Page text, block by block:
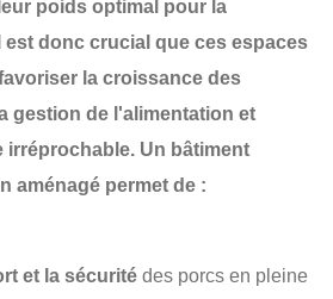
poids optimal pour la
donc crucial que ces espaces
la croissance des
gestion de l'alimentation et
irréprochable. Un bâtiment
aménagé permet de :
et la sécurité des porcs en pleine